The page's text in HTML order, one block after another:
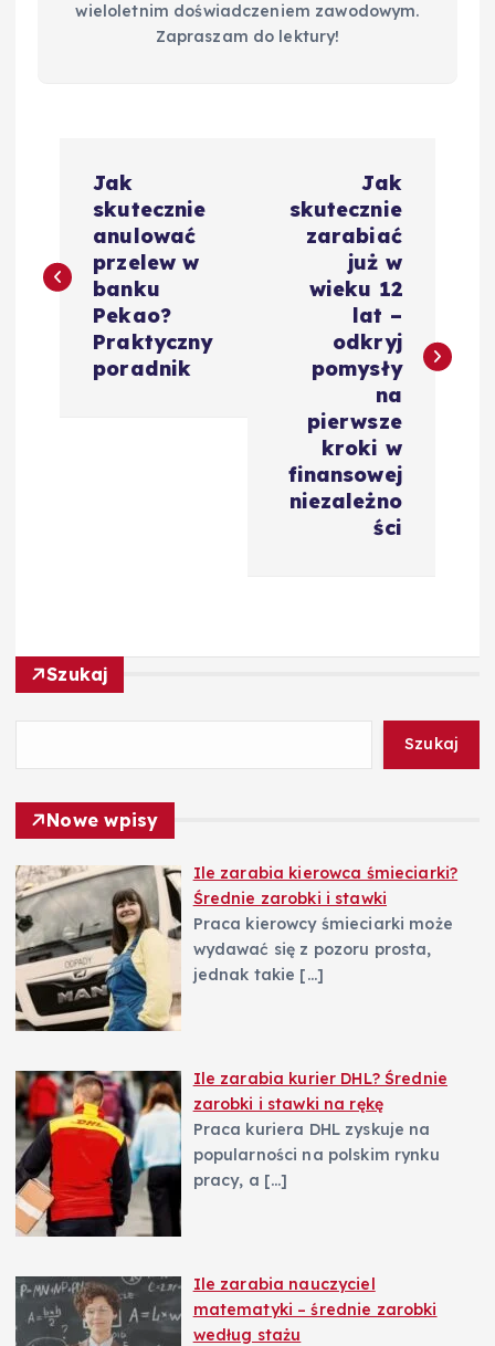
wieloletnim doświadczeniem zawodowym.
Zapraszam do lektury!
w
w
p
i
s
u
Jak
skutecznie
anulować
przelew w
banku
Pekao?
Praktyczny
poradnik
Jak
skutecznie
zarabiać
już w
wieku 12
lat –
odkryj
pomysły
na
pierwsze
kroki w
finansowej
niezależno
ści
Szukaj
Szukaj
Nowe wpisy
Ile zarabia kierowca śmieciarki?
Średnie zarobki i stawki
Praca kierowcy śmieciarki może
wydawać się z pozoru prosta,
jednak takie […]
Ile zarabia kurier DHL? Średnie
zarobki i stawki na rękę
Praca kuriera DHL zyskuje na
popularności na polskim rynku
pracy, a […]
Ile zarabia nauczyciel
matematyki – średnie zarobki
według stażu